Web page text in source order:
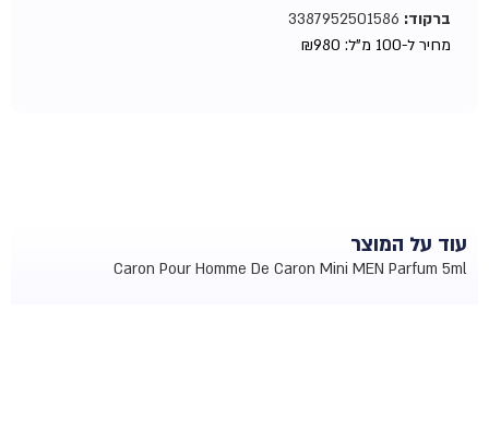
ברקוד:3387952501586
מחיר ל-100 מ"ל:
₪980
עוד על המוצר
Caron Pour Homme De Caron Mini MEN Parfum 5ml